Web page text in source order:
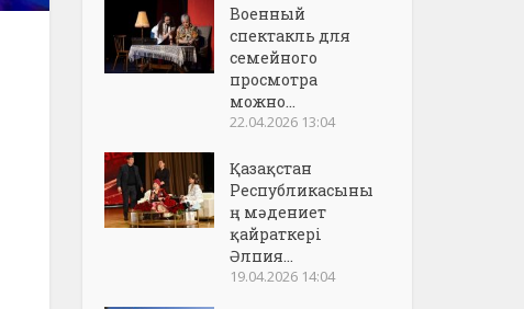
Военный
спектакль для
семейного
просмотра
можно...
22.04.2026 13:04
Қазақстан
Республикасыны
ң мәдениет
қайраткері
Әлпия...
19.04.2026 14:04